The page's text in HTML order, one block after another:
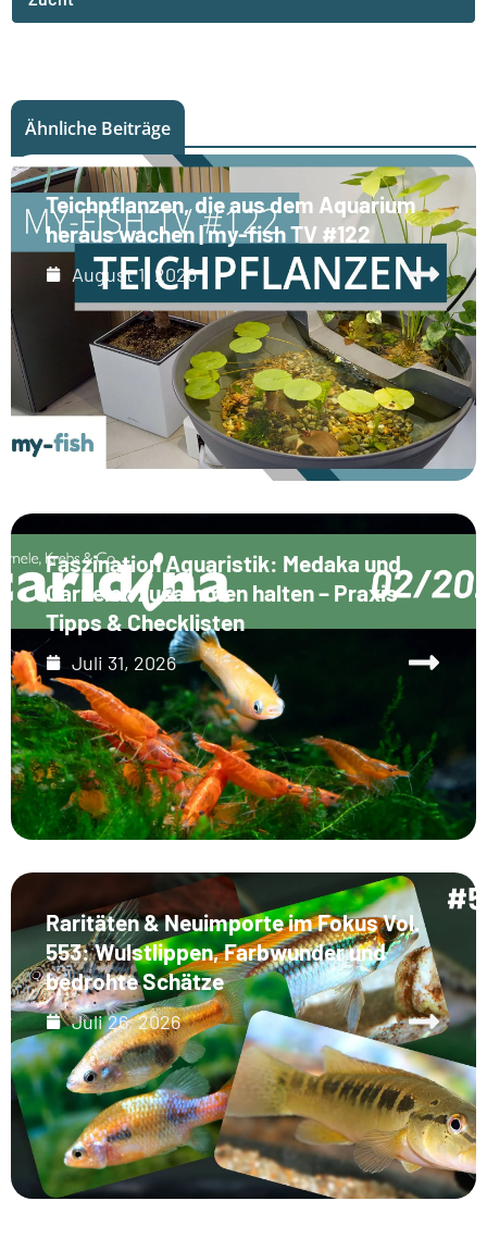
Ähnliche Beiträge
Teichpflanzen, die aus dem Aquarium
heraus wachen | my-fish TV #122
August 1, 2026
Faszination Aquaristik: Medaka und
Garnelen zusammen halten – Praxis-
Tipps & Checklisten
Juli 31, 2026
Raritäten & Neuimporte im Fokus Vol.
553: Wulstlippen, Farbwunder und
bedrohte Schätze
Juli 26, 2026